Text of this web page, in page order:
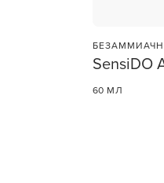
SensiDO
60 МЛ